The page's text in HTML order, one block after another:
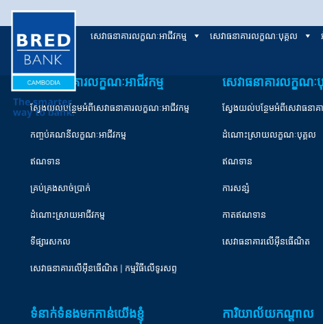
សេវាធនាគារលក្ខណៈអាជីវកម្ម សេវាធនាគារលក្ខណៈបុគ្គល
សេវាធនាគារលក្ខណៈអាជីវកម្ម
ស្វែងយល់បន្ថែមអំពីសេវាធនាគារលក្ខណៈអាជីវកម្ម
កញ្ចប់គណនីលក្ខណៈអាជីវកម្ម
ឥណទាន
គ្រប់គ្រងសាច់ប្រាក់
ដំណោះស្រាយអាជីវកម្ម
ទីផ្សារសកល
សេវាធនាគារលើអុីនធើណិត | កម្មវិធីលើទូរសព្ទ
សេវាធនាគារលក្ខណៈ
ស្វែងយល់បន្ថែមអំពីសេវាធនា
ដំណោះស្រាយលក្ខណៈបុគ្គល
ឥណទាន
ការសន្សំ
កាតឥណទាន
សេវាធនាគារលើអ៊ីនធើណិត
ទំនាក់ទំនងមកកាន់យើងខ្ញុំ ការិយាល័យកណ្តាល